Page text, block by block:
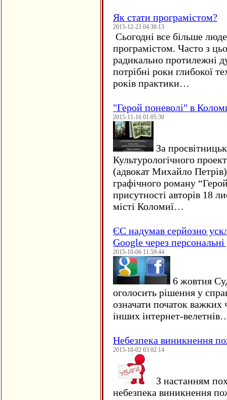
Як стати програмістом?
2015-12-23 04:30:13
Сьогодні все більше
програмістом. Часто з
радикально протилежні
потрібні роки глибокої
років практики…
"Герой поневолі" в
2015-11-16 01:05:30
За
Культурологічного
(адвокат Михайло
графічного роману
присутності авторів 18
місті Коломиї…
ЄC надумав серйозно
Google через персональні
2015-10-06 11:59:44
6 жовтня
оголосить рішення у
означати початок важких
інших інтернет-
Небезпека виникнення
2015-10-02 03:02:14
З настанням
небезпека виникнення